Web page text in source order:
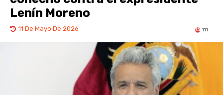
Lenín Moreno
11 De Mayo De 2026 111